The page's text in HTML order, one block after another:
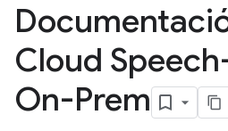
Cloud
On-Prem